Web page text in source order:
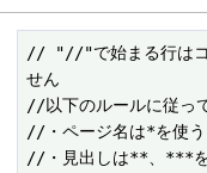
// "//"で始まる行はコ
せん
//以下のルールに従っ
//・ページ名は*を使う
//・見出しは**、***